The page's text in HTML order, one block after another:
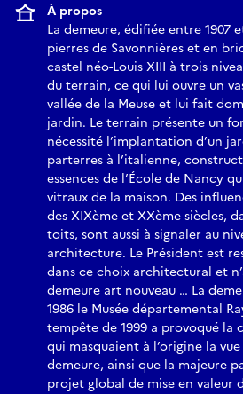
À propos
La demeure, édifiée entre 1907
pierres de Savonnières et en
castel néo-Louis XIII à trois
du terrain, ce qui lui ouvre un
vallée de la Meuse et lui fait
jardin. Le terrain présente un
nécessité l’implantation d’un
parterres à l’italienne,
essences de l’École de Nancy
vitraux de la maison. Des
des XIXème et XXème siècles,
toits, sont aussi à signaler au
architecture. Le Président est
dans ce choix architectural et
demeure art nouveau … La
1986 le Musée départemental
tempête de 1999 a provoqué la
qui masquaient à l’origine la
demeure, ainsi que la majeure
projet global de mise en valeur